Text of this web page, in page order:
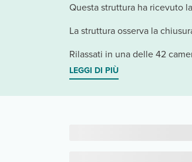
Questa struttura ha ricevuto
La struttura osserva la
Rilassati in una delle 42
LEGGI DI PIÙ